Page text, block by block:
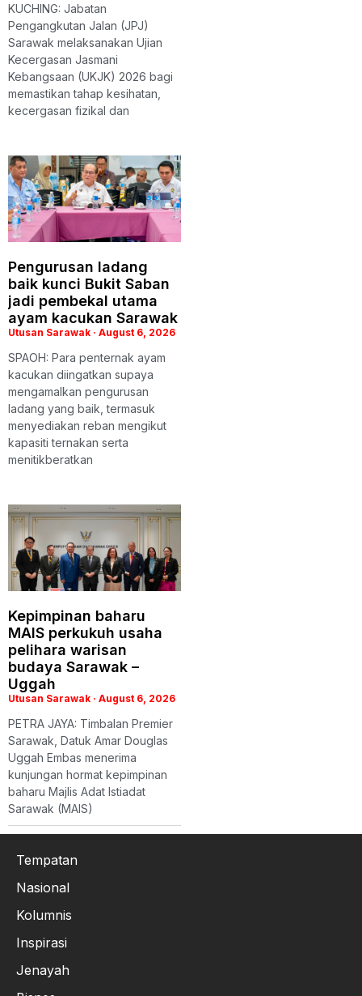
KUCHING: Jabatan
Pengangkutan Jalan (JPJ)
Sarawak melaksanakan Ujian
Kecergasan Jasmani
Kebangsaan (UKJK) 2026 bagi
memastikan tahap kesihatan,
kecergasan fizikal dan
Pengurusan ladang
baik kunci Bukit Saban
jadi pembekal utama
ayam kacukan Sarawak
Utusan Sarawak August 6, 2026
SPAOH: Para penternak ayam
kacukan diingatkan supaya
mengamalkan pengurusan
ladang yang baik, termasuk
menyediakan reban mengikut
kapasiti ternakan serta
menitikberatkan
Kepimpinan baharu
MAIS perkukuh usaha
pelihara warisan
budaya Sarawak –
Uggah
Utusan Sarawak August 6, 2026
PETRA JAYA: Timbalan Premier
Sarawak, Datuk Amar Douglas
Uggah Embas menerima
kunjungan hormat kepimpinan
baharu Majlis Adat Istiadat
Sarawak (MAIS)
Tempatan
Nasional
Kolumnis
Inspirasi
Jenayah